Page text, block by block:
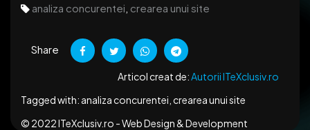
analiza concurentei crearea unui site
Share
Articol creat de:Autorii ITeXclusiv.ro
Tagged with: analiza concurentei, crearea unui site
© 2022ITeXclusiv.ro - Web Design & Development